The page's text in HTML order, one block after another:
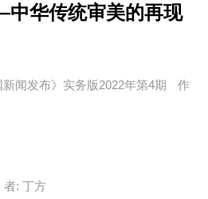
华传统审美的再现
闻发布》实务版2022年第4期 作
者: 丁方